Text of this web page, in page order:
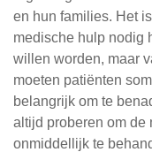
en hun families. Het
medische hulp nodig
willen worden, maar
moeten patiënten
belangrijk om te
altijd proberen om de
onmiddellijk te